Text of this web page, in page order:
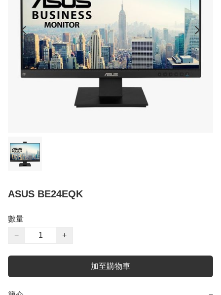
ASUS BE24EQK
數量
−
+
加至購物車